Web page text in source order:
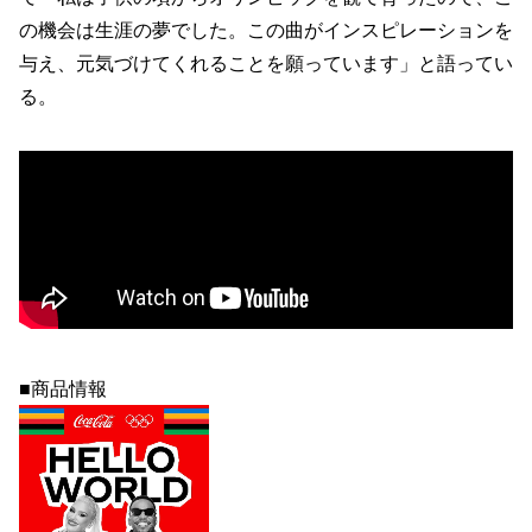
の機会は生涯の夢でした。この曲がインスピレーションを
与え、元気づけてくれることを願っています」と語ってい
る。
■商品情報